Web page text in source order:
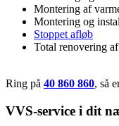
Montering af
Montering og
Stoppet afløb
Total renovering
Ring på 40 860 860, så
VVS-service i dit